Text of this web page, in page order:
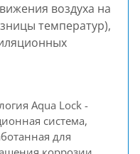
воздуха на
температур),
Aqua Lock -
система,
для